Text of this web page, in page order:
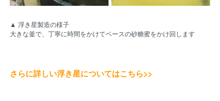
▲ 浮き星製造の様子
大きな釜で、丁寧に時間をかけてベースの砂糖蜜をかけ回します
さらに詳しい浮き星についてはこちら>>